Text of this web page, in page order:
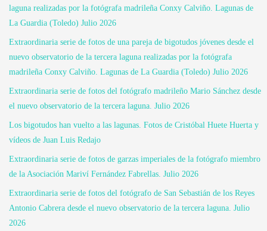
laguna realizadas por la fotógrafa madrileña Conxy Calviño. Lagunas de
La Guardia (Toledo) Julio 2026
Extraordinaria serie de fotos de una pareja de bigotudos jóvenes desde el
nuevo observatorio de la tercera laguna realizadas por la fotógrafa
madrileña Conxy Calviño. Lagunas de La Guardia (Toledo) Julio 2026
Extraordinaria serie de fotos del fotógrafo madrileño Mario Sánchez desde
el nuevo observatorio de la tercera laguna. Julio 2026
Los bigotudos han vuelto a las lagunas. Fotos de Cristóbal Huete Huerta y
vídeos de Juan Luis Redajo
Extraordinaria serie de fotos de garzas imperiales de la fotógrafo miembro
de la Asociación Mariví Fernández Fabrellas. Julio 2026
Extraordinaria serie de fotos del fotógrafo de San Sebastián de los Reyes
Antonio Cabrera desde el nuevo observatorio de la tercera laguna. Julio
2026